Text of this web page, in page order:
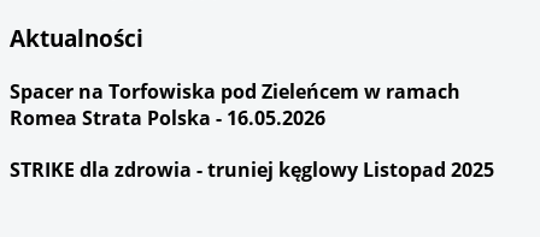
Aktualności
Spacer na Torfowiska pod Zieleńcem w ramach
Romea Strata Polska - 16.05.2026
STRIKE dla zdrowia - truniej kęglowy Listopad 2025